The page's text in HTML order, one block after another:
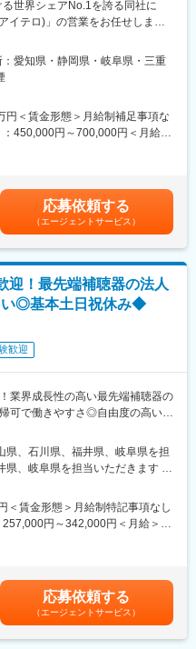
器の営業活動を行って頂きま
、医師との関係構築によるアカ
手術手技、臨床データ、医学情報
るケースはありますが頻度は少
は座学研修を1週間実施したあ
ながら半年～1年ほどかけて教育
本的に発生せず、手術の立ち会
くことができます。年間休日も
も充実しており、長期的に就業
世界シェアNo.1を誇る同社に
イテロ)」の営業をお任せしま
デモの実施
セミナーの企画立案と開催
スキャンしデータ化すること
ニックのデジタルワークフロー
科診療ビジョンをサポートする
ークフローを効率化し、歯科診
構築しました。患者様の心をつ
めていただけるようお手伝いし
発生する場合があります。
供する外資系歯科メーカーで、
り、人生を変える」ことを目標
人が所属しており、世界2000万
愛知県・静岡県・岐阜県・三重
円＜賃金形態＞月給制補足事項な
450,000円～700,000円＜月給＞
ます。賃金はあくまでも目安の
る可能性があります。月給(月額)
応募依頼する
（エージェントサービス）
迎！最先端補聴器の法人
◎基本土日祝休み◆
歓迎
業界成長性の高い最先端補聴器の
可で働きやすさ◎自由度の高い営
を行っていただきます！
等、販売におけるトレーニング
ます高まっていく業界の為、ご
付けながら安定した就業が叶
県、石川県、福井県、岐阜県を担
県、岐阜県を担当いただきます 受
＜賃金形態＞月給制特記事項なし
円～342,000円＜月給＞
成で年間3.0ヶ月分です。賃金は
考を通じて上下する可能性があ
含めた表記です。
応募依頼する
（エージェントサービス）